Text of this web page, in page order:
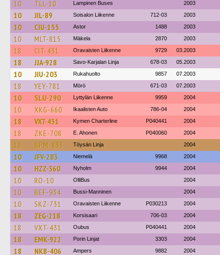
10 TLL-10 Lampinen Buses 2003
10 JIL-89 Soisalon Liikenne 712-03 2003
10 CIU-155 Astor 1488 2003
10 MLT-815 Mäkela 2870 2003
18 CIT-431 Oravaisten Liikenne 9729 03.2003
18 JJA-928 Savo-Karjalan Linja 678-03 05.2003
10 JIU-203 Rukahuolto 9857 07.2003
18 YEY-781 Mörö 671-03 07.2003
10 SLU-290 Lyttylän Liikenne 9959 2004
10 XKG-660 Ikaalisten Auto 786-04 2004
18 VXT-431 Kymen Charterline P040441 2004
18 ZKE-708 E. Ahonen P040060 2004
18 BPM-833 Töysän Linja 2004
10 JFV-283 Niemelä 9968 2004
10 HZZ-360 Nyholm 9944 2004
10 RO-10 OlliBus 2004
10 BEF-934 Bussi-Manninen 2004
10 SKZ-731 Oravaisten Liikenne P030213 2004
18 ZEG-218 Korsisaari 706-03 2004
18 VXT-431 Oubus P040441 2004
18 EMK-922 Porin Linjat 3303 2004
18 NKB-406 Ampers 9882 2004